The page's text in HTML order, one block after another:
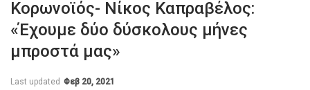
Κορωνοϊός- Νίκος Καπραβέλος:
«Έχουμε δύο δύσκολους μήνες
μπροστά μας»
Last updated Φεβ 20, 2021